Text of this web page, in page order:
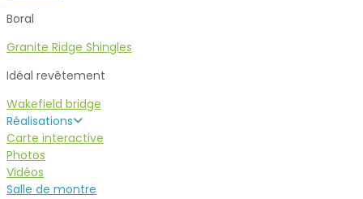
Boral
Granite Ridge Shingles
Idéal revêtement
Wakefield bridge
Réalisations
Carte interactive
Photos
Vidéos
Salle de montre